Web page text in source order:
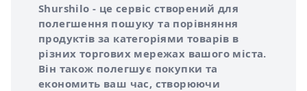
Про сервіс Shurshilo
Shurshilo - це сервіс створений для
полегшення пошуку та порівняння
продуктів за категоріями товарів в
різних торгових мережах вашого міста.
Він також полегшує покупки та
економить ваш час, створюючи